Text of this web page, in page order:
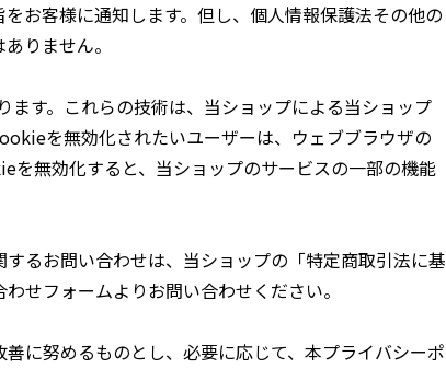
お客様に通知します。但し、個人情報保護法その他の
りません。
す。これらの技術は、当ショップによる当ショップ
を無効化されたいユーザーは、ウェブブラウザの
無効化すると、当ショップのサービスの一部の機能
るお問い合わせは、当ショップの「特定商取引法に基
せフォームよりお問い合わせください。
に努めるものとし、必要に応じて、本プライバシーポ